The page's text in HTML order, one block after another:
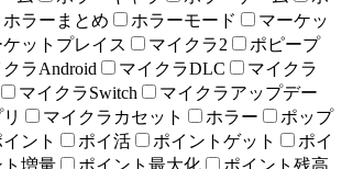
ホラーまとめ ホラーモード
マーケッ
ケットプレイス マイクラ2
ポピープ
ラAndroid マイクラDLC
マイクラ
マイクラSwitch
マイクラアップデー
マイクラカセット ホラー
ポップ
ント ポイ活 ポイントゲット
ポイ